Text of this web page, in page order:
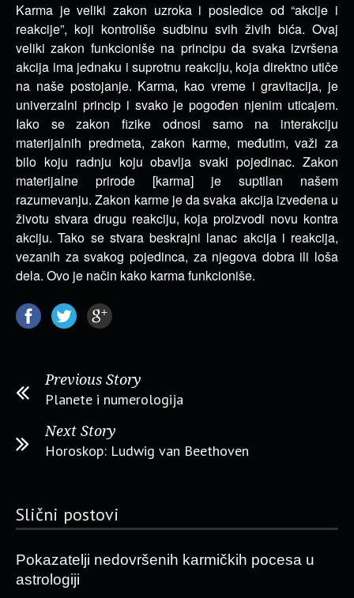
Karma je veliki zakon uzroka i posledice od “akcije i
reakcije”, koji kontroliše sudbinu svih živih bića. Ovaj
veliki zakon funkcioniše na principu da svaka izvršena
akcija ima jednaku i suprotnu reakciju, koja direktno utiče
na naše postojanje. Karma, kao vreme i gravitacija, je
univerzalni princip i svako je pogođen njenim uticajem.
Iako se zakon fizike odnosi samo na interakciju
materijalnih predmeta, zakon karme, međutim, važi za
bilo koju radnju koju obavlja svaki pojedinac. Zakon
materijalne prirode [karma] je suptilan našem
razumevanju. Zakon karme je da svaka akcija izvedena u
životu stvara drugu reakciju, koja proizvodi novu kontra
akciju. Tako se stvara beskrajni lanac akcija i reakcija,
vezanih za svakog pojedinca, za njegova dobra ili loša
dela. Ovo je način kako karma funkcioniše.
Previous Story
Planete i numerologija
Next Story
Horoskop: Ludwig van Beethoven
Slični postovi
Pokazatelji nedovršenih karmičkih pocesa u
astrologiji